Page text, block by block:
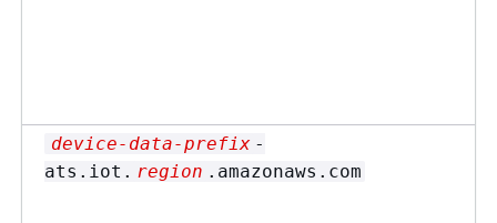
device-data-prefix -
ats.iot. region .amazonaws.com